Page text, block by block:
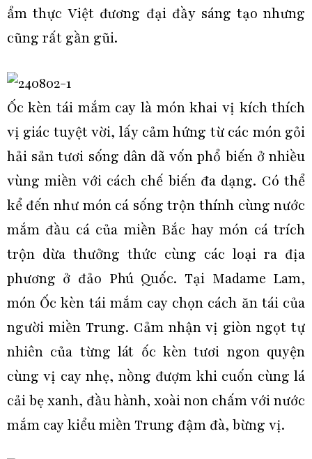
ẩm thực Việt đương đại đầy sáng tạo nhưng
cũng rất gần gũi.
Ốc kèn tái mắm cay là món khai vị kích thích
vị giác tuyệt vời, lấy cảm hứng từ các món gỏi
hải sản tươi sống dân dã vốn phổ biến ở nhiều
vùng miền với cách chế biến đa dạng. Có thể
kể đến như món cá sống trộn thính cùng nước
mắm đầu cá của miền Bắc hay món cá trích
trộn dừa thưởng thức cùng các loại ra địa
phương ở đảo Phú Quốc. Tại Madame Lam,
món Ốc kèn tái mắm cay chọn cách ăn tái của
người miền Trung. Cảm nhận vị giòn ngọt tự
nhiên của từng lát ốc kèn tươi ngon quyện
cùng vị cay nhẹ, nồng đượm khi cuốn cùng lá
cải bẹ xanh, đầu hành, xoài non chấm với nước
mắm cay kiểu miền Trung đậm đà, bừng vị.